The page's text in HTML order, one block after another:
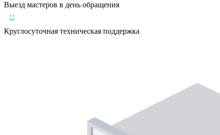
Выезд мастеров в день обращения
Круглосуточная техническая поддержка